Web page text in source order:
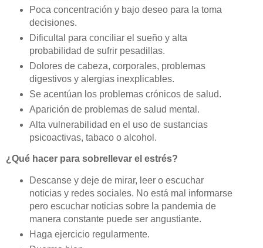
Poca concentración y bajo deseo para la toma
decisiones.
Dificultal para conciliar el sueño y alta
probabilidad de sufrir pesadillas.
Dolores de cabeza, corporales, problemas
digestivos y alergias inexplicables.
Se acentúan los problemas crónicos de salud.
Aparición de problemas de salud mental.
Alta vulnerabilidad en el uso de sustancias
psicoactivas, tabaco o alcohol.
¿Qué hacer para sobrellevar el estrés?
Descanse y deje de mirar, leer o escuchar
noticias y redes sociales. No está mal informarse
pero escuchar noticias sobre la pandemia de
manera constante puede ser angustiante.
Haga ejercicio regularmente.